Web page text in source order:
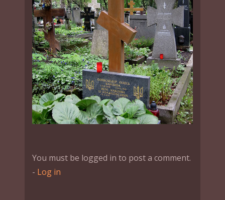
You must be logged in to post a comment.
- Log in